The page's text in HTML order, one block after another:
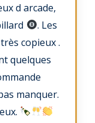
d arcade,
. Les
copieux .
quelques
manquer.